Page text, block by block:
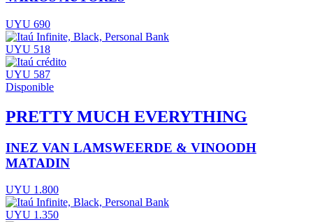
UYU 690
UYU 518
UYU 587
Disponible
PRETTY MUCH EVERYTHING
INEZ VAN LAMSWEERDE & VINOODH
MATADIN
UYU 1.800
UYU 1.350